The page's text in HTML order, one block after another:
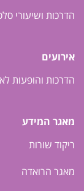
הדרכות ושיעורי
אירועים
הדרכות והופעות
מאגר המידע
ריקוד שורות
מאגר הרואדה